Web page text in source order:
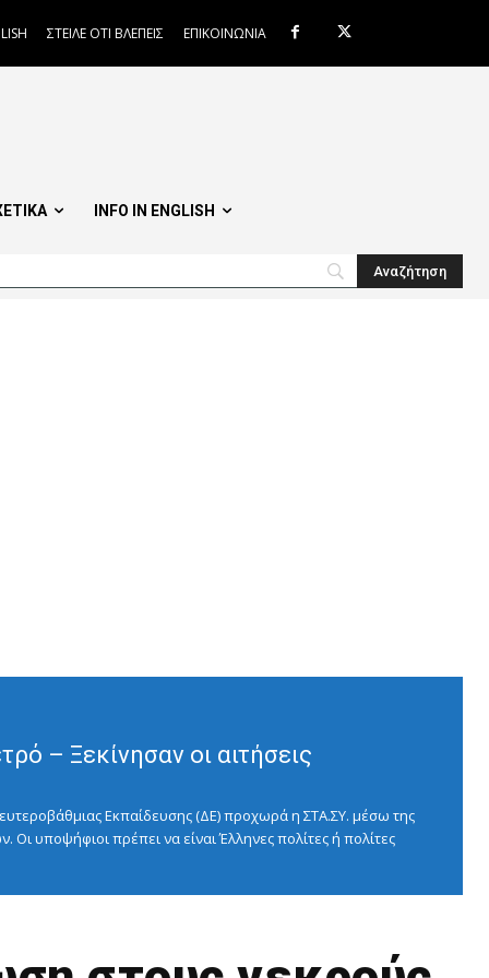
ΣΤΕΙΛΕ ΟΤΙ ΒΛΕΠΕΙΣ ΕΠΙΚΟΙΝΩΝΙΑ
INFO IN ENGLISH
– Ξεκίνησαν οι αιτήσεις
Εκπαίδευσης (ΔΕ) προχωρά η ΣΤΑ.ΣΥ. μέσω της
Οι υποψήφιοι πρέπει να είναι Έλληνες πολίτες ή πολίτες